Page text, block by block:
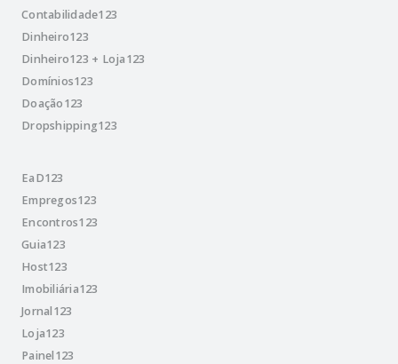
Contabilidade123
Dinheiro123
Dinheiro123 + Loja123
Domínios123
Doação123
Dropshipping123
EaD123
Empregos123
Encontros123
Guia123
Host123
Imobiliária123
Jornal123
Loja123
Painel123